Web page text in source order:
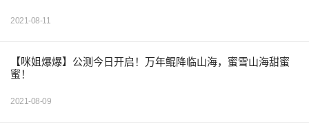
2021-08-11
【咪姐爆爆】公测今日开启！万年鲲降临山海，蜜雪山海甜蜜
蜜！
2021-08-09